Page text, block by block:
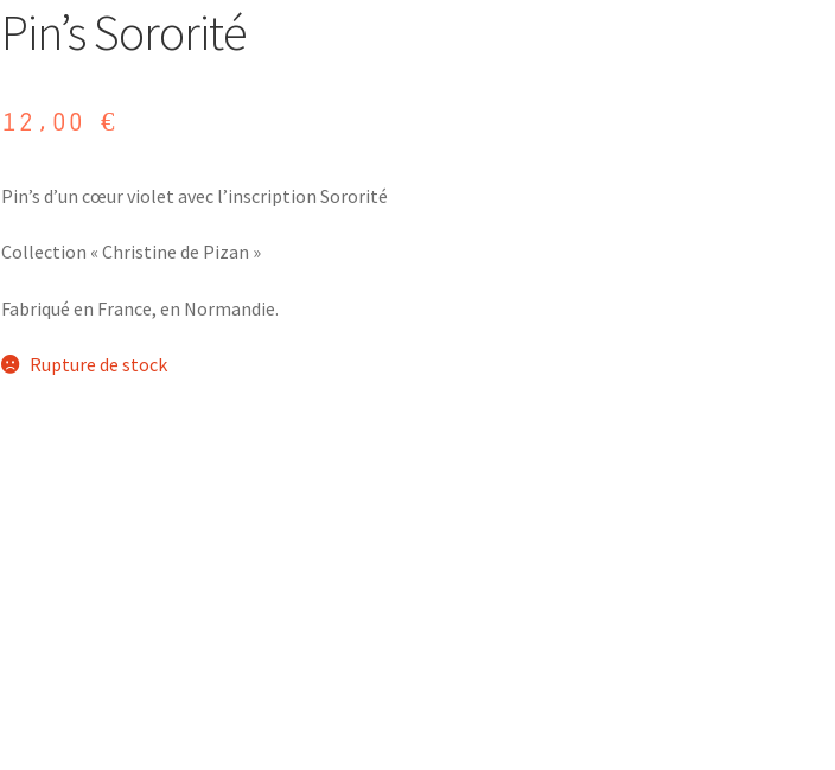
Pin’s Sororité
12,00 €
Pin’s d’un cœur violet avec l’inscription Sororité
Collection « Christine de Pizan »
Fabriqué en France, en Normandie.
Rupture de stock